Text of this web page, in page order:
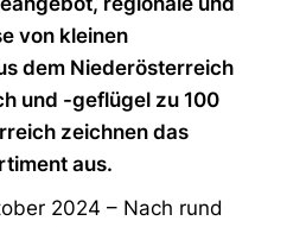
von kleinen
dem Niederösterreich
und -geflügel zu 100
zeichnen das
aus.
2024 – Nach rund